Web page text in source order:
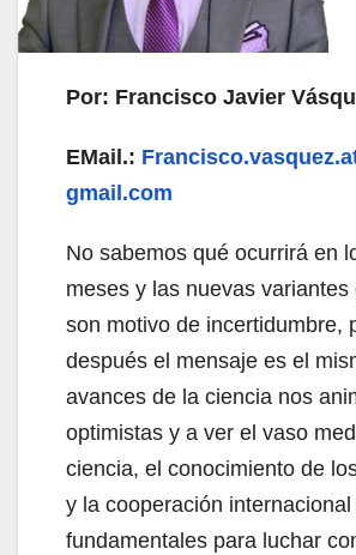
Por: Francisco Javier
EMail.:
gmail.com
No sabemos qué ocurrirá en
meses y las nuevas variantes
son motivo de incertidumbre,
después el mensaje es el
avances de la ciencia nos
optimistas y a ver el vaso
ciencia, el conocimiento de
y la cooperación internacional
fundamentales para luchar